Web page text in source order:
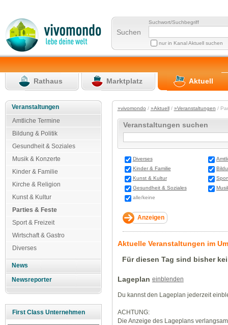
Suchen
Suchwort/Suchbegriff
nur in Kanal Aktuell suchen
Rathaus Marktplatz Aktuell
Veranstaltungen
Amtliche Termine
Bildung & Politik
Gesundheit & Soziales
Musik & Konzerte
Kinder & Familie
Kirche & Religion
Kunst & Kultur
Parties & Feste
Sport & Freizeit
Wirtschaft & Gastro
Diverses
News
Newsreporter
First Class Unternehmen
»vivomondo / »Aktuell/ »Veranstaltungen /
Veranstaltungen suchen
Diverses
Kinder & Familie
Kunst & Kultur
Gesundheit & Soziales
alle/keine
Aktuelle Veranstaltungen im
Für diesen Tag sind bisher
Lageplan einblenden
Du kannst den Lageplan jederzeit
ACHTUNG:
Die Anzeige des Lageplans